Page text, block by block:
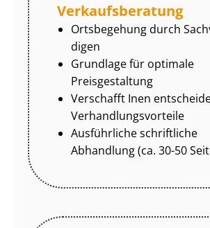
Ver­kaufs­be­ra­tung
Ortsbegehung durch
di­gen
Grundlage für optimale
Preisgestaltung
Verschafft Inen
Ver­hand­lungs­vor­tei­le
Ausführliche schriftliche
Abhandlung (ca. 30-50